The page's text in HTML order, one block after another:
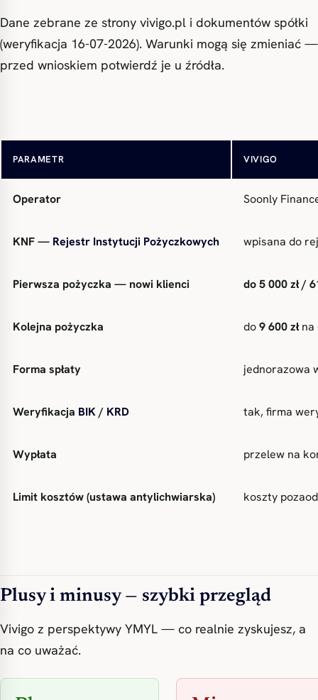
Dane zebrane ze strony vivigo.pl i dokumentów spółki
(weryfikacja 16-07-2026). Warunki mogą się zmieniać —
przed wnioskiem potwierdź je u źródła.
PARAMETR VIVIGO
Nazwa produktu Vivigo —
Operator Soonly
KNF — Rejestr Instytucji Pożyczkowych wpisana do
Pierwsza pożyczka — nowi klienci do 5 000 zł /
Kolejna pożyczka do9 600 zł na
Forma spłaty jednorazowa
Weryfikacja BIK/ KRD tak, firma
Wypłata przelew na
Limit kosztów (ustawa antylichwiarska) koszty
Plusy i minusy — szybki przegląd
Vivigo z perspektywy YMYL — co realnie zyskujesz, a
na co uważać.